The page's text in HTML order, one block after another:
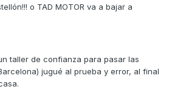
o TAD MOTOR va a bajar a
taller de confianza para pasar las
jugué al prueba y error, al final